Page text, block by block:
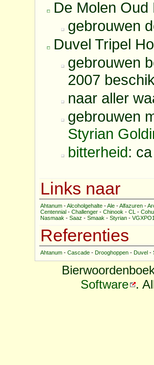
De Molen Oud
gebrouwen
Duvel Tripel
gebrouwen
2007
naar aller
gebrouwen
Styrian
bitterheid:
Links naar
Ahtanum -Alcoholgehalte -Ale -Alfazuren -
Centennial - Challenger - Chinook - CL -
Nasmaak - Saaz - Smaak - Styrian -
Referenties
Ahtanum - Cascade - Drooghoppen - Duvel -
Software .